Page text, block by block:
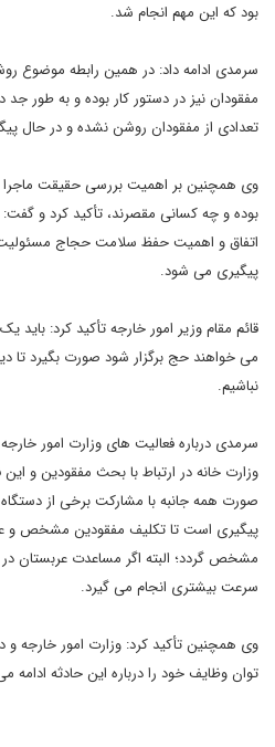
بود که این مهم انجام شد.
سرمدی ادامه داد: در همین رابطه موضوع
مفقودان نیز در دستور کار بوده و به طور
تعدادی از مفقودان روشن نشده و در حال
وی همچنین بر اهمیت بررسی حقیقت ماجرا
بوده و چه کسانی مقصرند، تأکید کرد و گفت:
اتفاق و اهمیت حفظ سلامت حجاج مسئولیت
پیگیری می شود.
قائم مقام وزیر امور خارجه تأکید کرد:
می خواهند حج برگزار شود صورت بگیرد تا
نباشیم.
سرمدی درباره فعالیت های وزارت امور
وزارت خانه در ارتباط با بحث مفقودین و
صورت همه جانبه با مشارکت برخی از
پیگیری است تا تکلیف مفقودین مشخص و
مشخص گردد؛ البته اگر مساعدت عربستان در
سرعت بیشتری انجام می گیرد.
وی همچنین تأکید کرد: وزارت امور خارجه و
توان وظایف خود را درباره این حادثه ادامه